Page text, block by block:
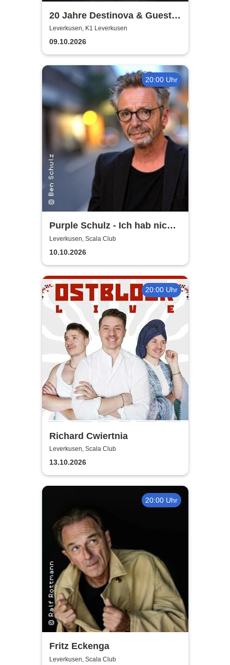
20 Jahre Destinova & Guests
| Explisz & Black Balloons
Leverkusen, K1 Leverkusen
09.10.2026
20:00 Uhr
Purple Schulz - Ich hab nicht
ewig Zeit - Die Tour zum
Siebzigsten
Leverkusen, Scala Club
10.10.2026
20:00 Uhr
Richard Cwiertnia
Leverkusen, Scala Club
13.10.2026
20:00 Uhr
Fritz Eckenga
Leverkusen, Scala Club